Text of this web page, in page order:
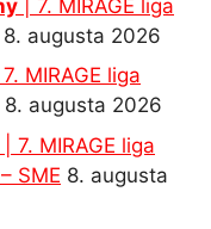
| 7. MIRAGE liga
8. augusta 2026
7. MIRAGE liga
8. augusta 2026
7. MIRAGE liga
SME 8. augusta